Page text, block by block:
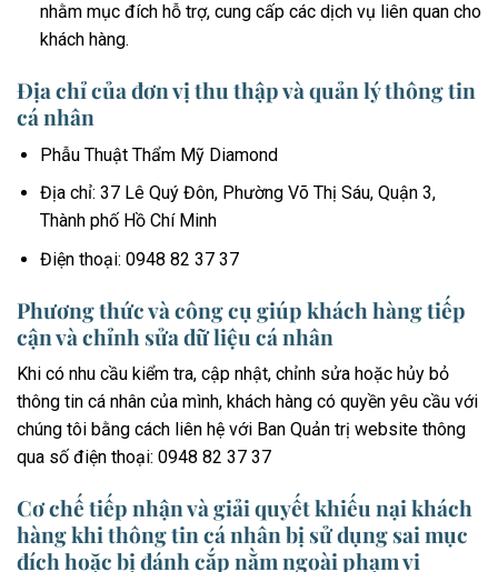
nhằm mục đích hỗ trợ, cung cấp các dịch vụ liên quan cho
khách hàng.
Địa chỉ của đơn vị thu thập và quản lý thông tin
cá nhân
Phẫu Thuật Thẩm Mỹ Diamond
Địa chỉ: 37 Lê Quý Đôn, Phường Võ Thị Sáu, Quận 3,
Thành phố Hồ Chí Minh
Điện thoại: 0948 82 37 37
Phương thức và công cụ giúp khách hàng tiếp
cận và chỉnh sửa dữ liệu cá nhân
Khi có nhu cầu kiểm tra, cập nhật, chỉnh sửa hoặc hủy bỏ
thông tin cá nhân của mình, khách hàng có quyền yêu cầu với
chúng tôi bằng cách liên hệ với Ban Quản trị website thông
qua số điện thoại: 0948 82 37 37
Cơ chế tiếp nhận và giải quyết khiếu nại khách
hàng khi thông tin cá nhân bị sử dụng sai mục
đích hoặc bị đánh cắp nằm ngoài phạm vi